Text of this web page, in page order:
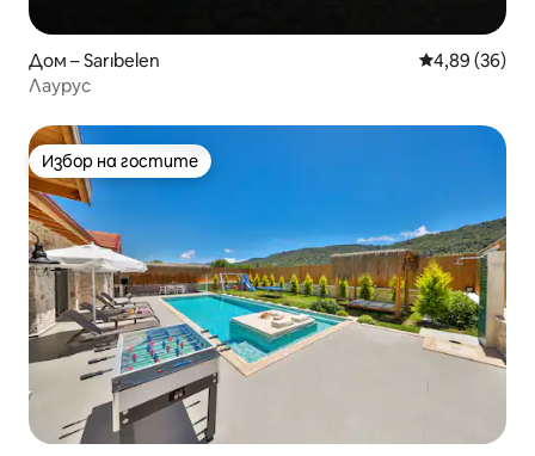
Дом – Sarıbelen Средна
4,89 (36)
Лаурус
Избор на гостите
Избор на гостите